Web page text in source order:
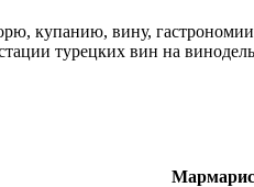
купанию, вину,
турецких вин на
Мармарис